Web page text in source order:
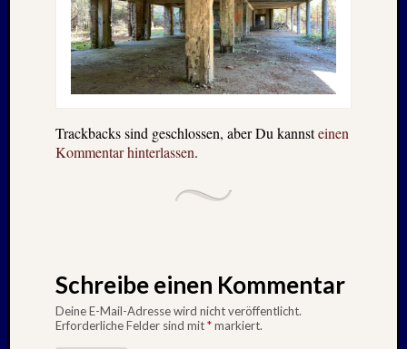
Trackbacks sind geschlossen, aber Du kannsteinen
Kommentar hinterlassen.
Schreibe einen Kommentar
Deine E-Mail-Adresse wird nicht veröffentlicht.
Erforderliche Felder sind mit*markiert.